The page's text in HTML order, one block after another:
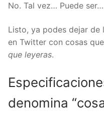
No. Tal vez… Puede
Listo, ya podes dejar de
en Twitter con cosas
que leyeras.
denomina